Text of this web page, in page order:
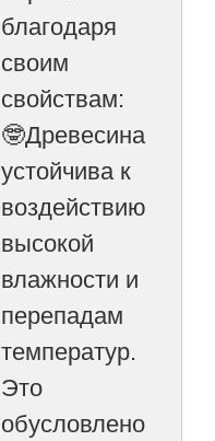
благодаря
своим
свойствам:
🤓Древесина
устойчива к
воздействию
высокой
влажности и
перепадам
температур.
Это
обусловлено